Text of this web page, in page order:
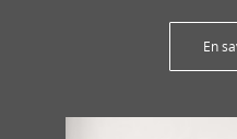
En